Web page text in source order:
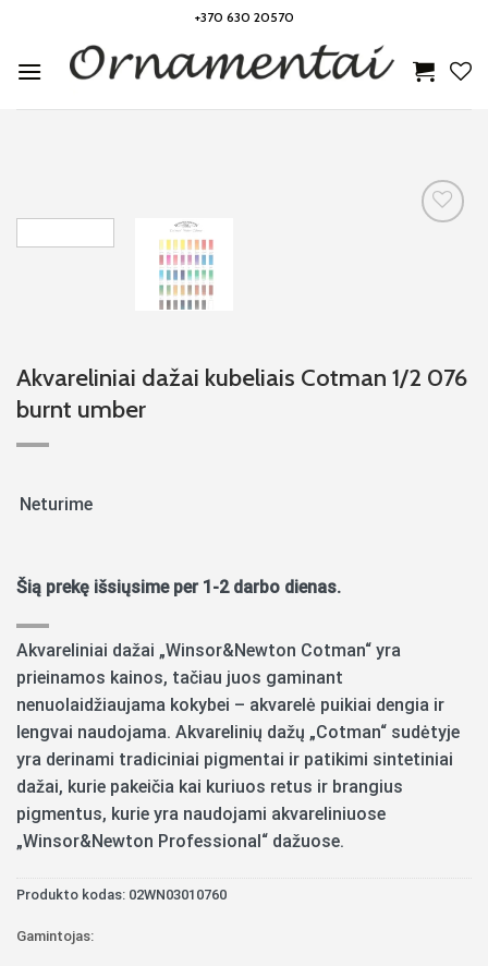
content
+370 630 20570
Akvareliniai dažai kubeliais Cotman 1/2 076
burnt umber
Neturime
Šią prekę išsiųsime per 1-2 darbo dienas.
Akvareliniai dažai „Winsor&Newton Cotman“ yra
prieinamos kainos, tačiau juos gaminant
nenuolaidžiaujama kokybei – akvarelė puikiai dengia ir
lengvai naudojama. Akvarelinių dažų „Cotman“ sudėtyje
yra derinami tradiciniai pigmentai ir patikimi sintetiniai
dažai, kurie pakeičia kai kuriuos retus ir brangius
pigmentus, kurie yra naudojami akvareliniuose
„Winsor&Newton Professional“ dažuose.
Produkto kodas: 02WN03010760
Gamintojas: